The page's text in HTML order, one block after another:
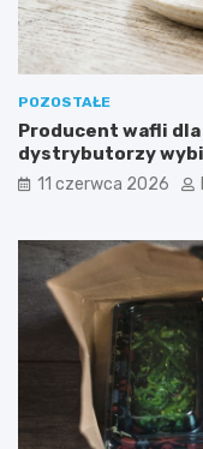
POZOSTAŁE
Producent wafli
dystrybutorzy
11 czerwca 2026